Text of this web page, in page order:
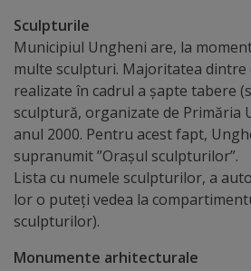
sculpturilor)
Monumente
arhitecturale
Personalități
marcante
Sportivi
de
Sculpturile
Municipiul Ungheni are, la
multe sculpturi. Majoritatea dintre
realizate în cadrul a șapte tabere
sculptură, organizate de Primăria
anul 2000. Pentru acest fapt,
supranumit ”Orașul sculpturilor”.
Lista cu numele sculpturilor, a
lor o puteți vedea la
sculpturilor).
Monumente arhitecturale